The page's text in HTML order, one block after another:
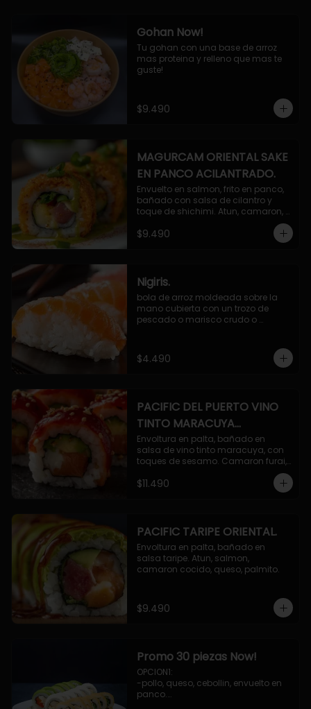
Gohan Now!
Tu gohan con una base de arroz
mas proteina y relleno que mas te
guste!
$9.490
MAGURCAM ORIENTAL SAKE
EN PANCO ACILANTRADO.
Envuelto en salmon, frito en panco,
bañado con salsa de cilantro y
toque de shichimi. Atun, camaron,
$9.490
Nigiris.
bola de arroz moldeada sobre la
mano cubierta con un trozo de
pescado o marisco crudo o
$4.490
PACIFIC DEL PUERTO VINO
TINTO MARACUYA
ORIENTAL.
Envoltura en palta, bañado en
salsa de vino tinto maracuya, con
toques de sesamo. Camaron furai,
$11.490
PACIFIC TARIPE ORIENTAL.
Envoltura en palta, bañado en
salsa taripe. Atun, salmon,
camaron cocido, queso, palmito.
$9.490
Promo 30 piezas Now!
OPCION1:
-pollo, queso, cebollin, envuelto en
panco.